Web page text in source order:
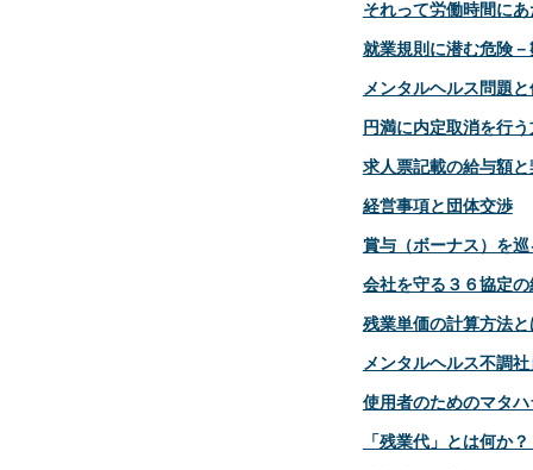
それって労働時間に
就業規則に潜む危険
メンタルヘルス問題
円満に内定取消を行
求人票記載の給与額
経営事項と団体交渉
賞与（ボーナス）を
会社を守る３６協定
残業単価の計算方法
メンタルヘルス不調
使用者のためのマタ
「残業代」とは何か